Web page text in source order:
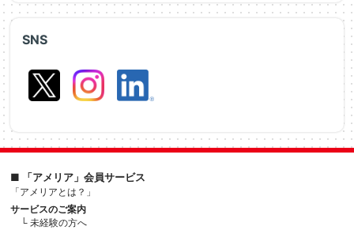
SNS
■ 「アメリア」会員サービス
「アメリアとは？」
サービスのご案内
└ 未経験の方へ